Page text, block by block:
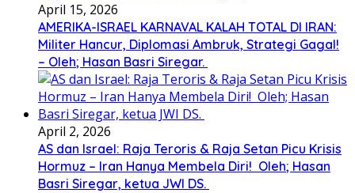
April 15, 2026
AMERIKA-ISRAEL KARNAVAL KALAH TOTAL DI IRAN:
Militer Hancur, Diplomasi Ambruk, Strategi Gagal!
– Oleh; Hasan Basri Siregar.
April 2, 2026
AS dan Israel: Raja Teroris & Raja Setan Picu Krisis
Hormuz – Iran Hanya Membela Diri! Oleh; Hasan
Basri Siregar, ketua JWI DS.